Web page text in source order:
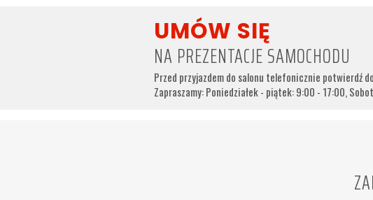
UMÓW SIĘ
NA PREZENTACJE SAMOCHODU
Przed przyjazdem do salonu telefonicznie potwierdź
Zapraszamy: Poniedziałek - piątek: 9:00 - 17:00,